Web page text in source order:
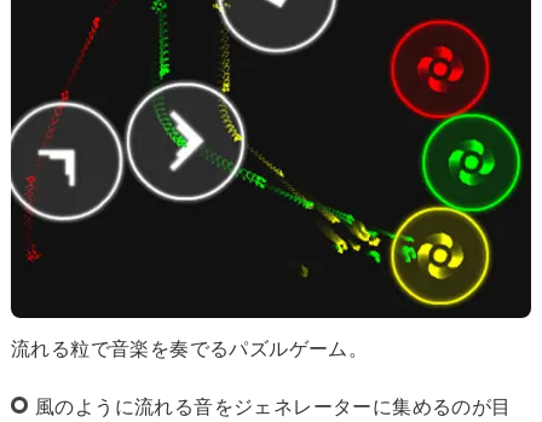
流れる粒で音楽を奏でるパズルゲーム。
風のように流れる音をジェネレーターに集めるのが目